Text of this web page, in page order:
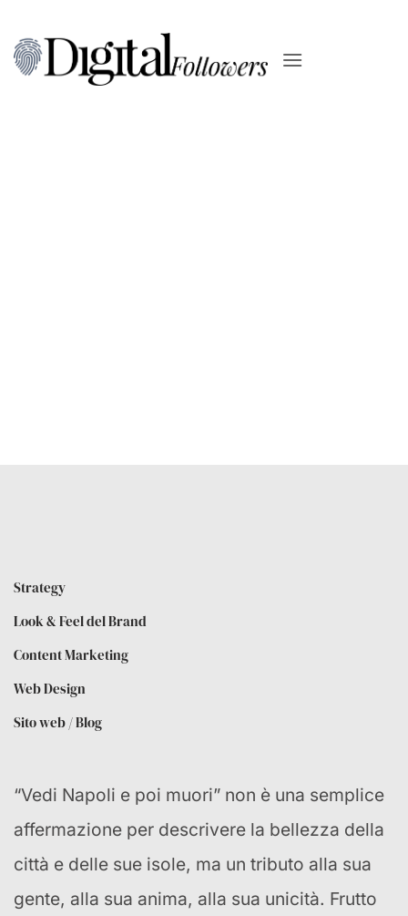
contenuti
Strategy
Look & Feel del Brand
Content Marketing
Web Design
Sito web / Blog
“Vedi Napoli e poi muori” non è una semplice
affermazione per descrivere la bellezza della
città e delle sue isole, ma un tributo alla sua
gente, alla sua anima, alla sua unicità. Frutto